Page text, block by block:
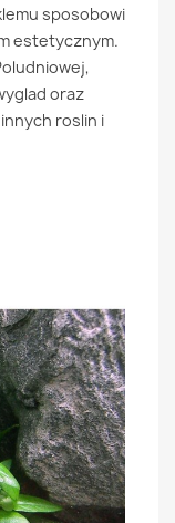
sposobowi
estetycznym.
oraz
roslin i